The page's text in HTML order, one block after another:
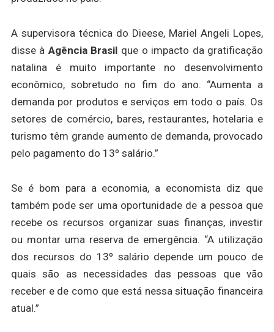
A supervisora técnica do Dieese, Mariel Angeli Lopes,
disse à Agência Brasil que o impacto da gratificação
natalina é muito importante no desenvolvimento
econômico, sobretudo no fim do ano. “Aumenta a
demanda por produtos e serviços em todo o país. Os
setores de comércio, bares, restaurantes, hotelaria e
turismo têm grande aumento de demanda, provocado
pelo pagamento do 13º salário.”
Se é bom para a economia, a economista diz que
também pode ser uma oportunidade de a pessoa que
recebe os recursos organizar suas finanças, investir
ou montar uma reserva de emergência. “A utilização
dos recursos do 13º salário depende um pouco de
quais são as necessidades das pessoas que vão
receber e de como que está nessa situação financeira
atual.”